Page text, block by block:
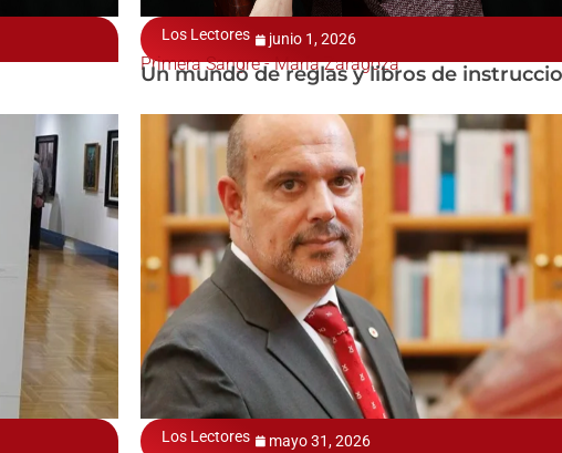
Los Lectores junio 1, 2026
Primera Sangre - María Zaragoza
Un mundo de reglas y libros de
Los Lectores mayo 31, 2026